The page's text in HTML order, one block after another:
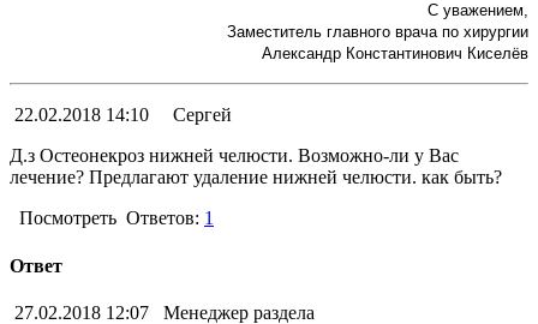
С уважением,
Заместитель главного врача по хирургии
Александр Константинович Киселёв
22.02.2018 14:10
Сергей
Д.з Остеонекроз нижней челюсти. Возможно-ли у Вас
лечение? Предлагают удаление нижней челюсти. как быть?
Посмотреть Ответов: 1
Ответ
27.02.2018 12:07
Менеджер раздела